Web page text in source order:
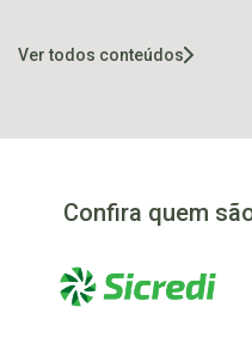
região
Ver todos conteúdos
Confira quem